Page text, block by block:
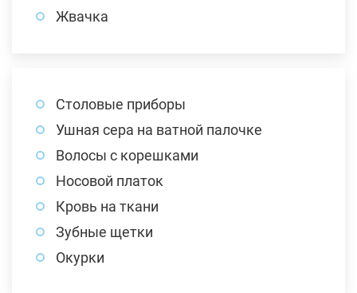
Жвачка
Столовые приборы
Ушная сера на ватной палочке
Волосы с корешками
Носовой платок
Кровь на ткани
Зубные щетки
Окурки